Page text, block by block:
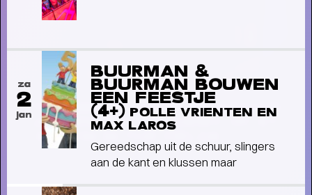
TERUGBLIK LUCAS EN ARTHUR
JUSSEN MET ACADEMY OF ST.
MARTIN IN THE FIELDS
Lucas en Arthur Jussen met Academy of St. Martin
in the Fields
za
2
jan
BUURMAN &
BUURMAN BOUWEN
EEN FEESTJE
(4+) POLLE VRIENTEN EN
MAX LAROS
Gereedschap uit de schuur, slingers
aan de kant en klussen maar